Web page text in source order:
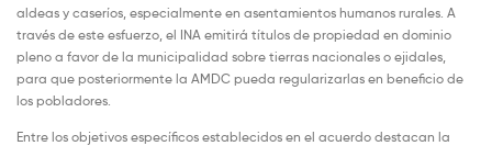
aldeas y caseríos, especialmente en asentamientos humanos rurales. A
través de este esfuerzo, el INA emitirá títulos de propiedad en dominio
pleno a favor de la municipalidad sobre tierras nacionales o ejidales,
para que posteriormente la AMDC pueda regularizarlas en beneficio de
los pobladores.
Entre los objetivos específicos establecidos en el acuerdo destacan la